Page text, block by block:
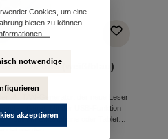
one (weiß/blau)
als TAN-Generator, der neue Leser
Gerät. Mit der USB-Funktion
mobil am Smartphone oder Tablet
Cookies, um eine
bieten zu können.
...
notwendige
akzeptieren